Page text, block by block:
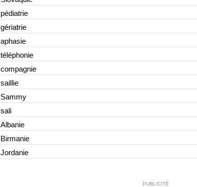
pédiatrie
gériatrie
aphasie
téléphonie
compagnie
saillie
Sammy
sali
Albanie
Birmanie
Jordanie
PUBLICITÉ